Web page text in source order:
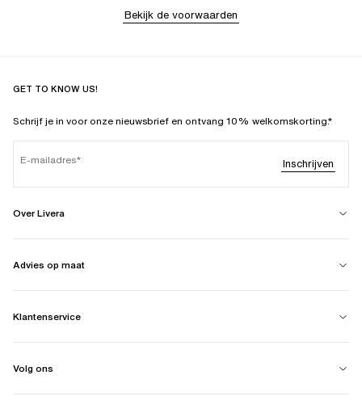
Bekijk de voorwaarden
GET TO KNOW US!
Schrijf je in voor onze nieuwsbrief en ontvang 10% welkomskorting.*
E-mailadres Inschrijven
Over Livera
Advies op maat
Klantenservice
Volg ons